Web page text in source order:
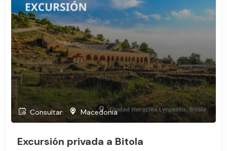
Consultar Macedonia
Excursión privada a Bitola